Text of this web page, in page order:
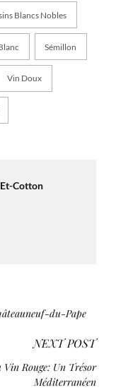
Blancs Nobles
Sémillon
Vin Doux
Cotton
du-Pape
NEXT POST
Vin Rouge: Un Trésor
Méditerranéen